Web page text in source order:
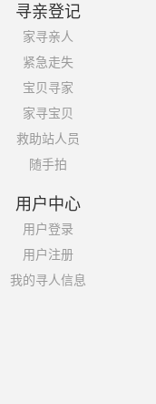
寻亲登记
家寻亲人
紧急走失
宝贝寻家
家寻宝贝
救助站人员
随手拍
用户中心
用户登录
用户注册
我的寻人信息